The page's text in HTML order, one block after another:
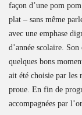
façon d’une pom
plat – sans même
avec une emphase
d’année scolaire.
quelques bons
ait été choisie par les
proue. En fin de
accompagnées par